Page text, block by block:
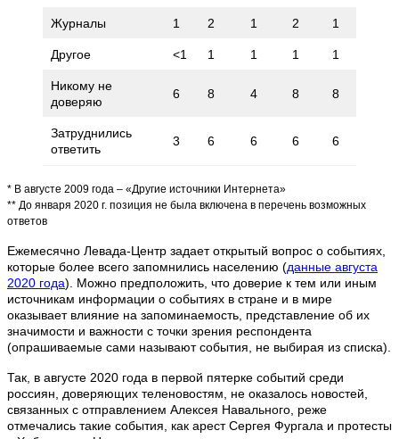
Журналы 1 2 1 2 1
Другое <1 1 1 1 1
Никому не
доверяю
6 8 4 8 8
Затруднились
ответить
3 6 6 6 6
* В августе 2009 года – «Другие источники Интернета»
** До января 2020 г. позиция не была включена в перечень возможных
ответов
Ежемесячно Левада-Центр задает открытый вопрос о событиях,
которые более всего запомнились населению (данные августа
2020 года). Можно предположить, что доверие к тем или иным
источникам информации о событиях в стране и в мире
оказывает влияние на запоминаемость, представление об их
значимости и важности с точки зрения респондента
(опрашиваемые сами называют события, не выбирая из списка).
Так, в августе 2020 года в первой пятерке событий среди
россиян, доверяющих теленовостям, не оказалось новостей,
связанных с отправлением Алексея Навального, реже
отмечались такие события, как арест Сергея Фургала и протесты